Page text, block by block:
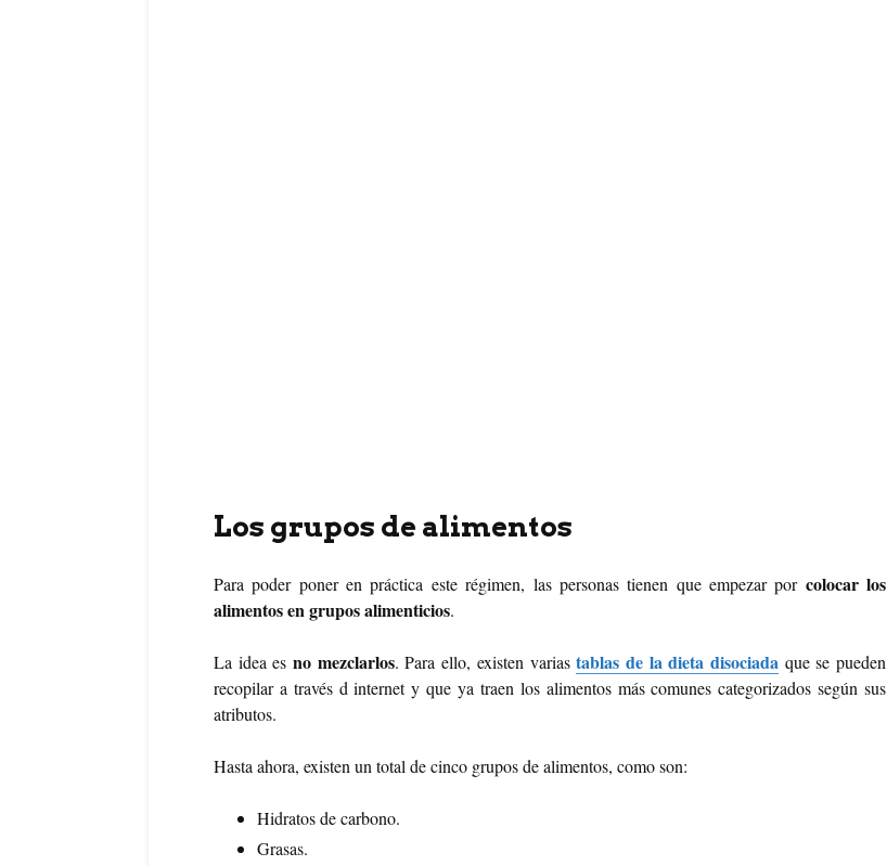
Los grupos de alimentos
Para poder poner en práctica este régimen, las personas tienen que empezar por colocar los
alimentos en grupos alimenticios.
La idea esno mezclarlos. Para ello, existen variastablas de la dieta disociada que se pueden
recopilar a través d internet y que ya traen los alimentos más comunes categorizados según sus
atributos.
Hasta ahora, existen un total de cinco grupos de alimentos, como son:
Hidratos de carbono.
Grasas.